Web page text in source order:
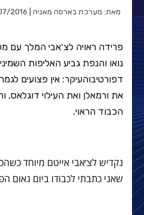
מאת: מערכת בארסה מאניה | 11/07/2016 | קטגוריה:
פרידה ראויה לצ׳אבי המלך עם
דפורטיבוהעיקר: אין פצועים
את ורמאלן ואת העילוי דוגלאס,
הכבוד הראוי.
נקדיש לצ׳אבי אייטם מיוחד
שאני כתבתי לכבודו ביום נאום